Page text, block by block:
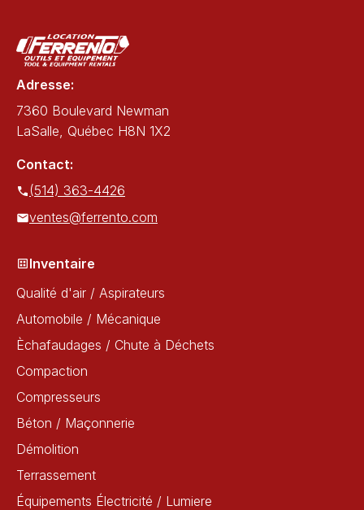
Adresse:
7360 Boulevard Newman
LaSalle, Québec H8N 1X2
Contact:
(514) 363-4426
ventes@ferrento.com
Inventaire
Qualité d'air / Aspirateurs
Automobile / Mécanique
Èchafaudages / Chute à Déchets
Compaction
Compresseurs
Béton / Maçonnerie
Démolition
Terrassement
Équipements Électricité / Lumiere